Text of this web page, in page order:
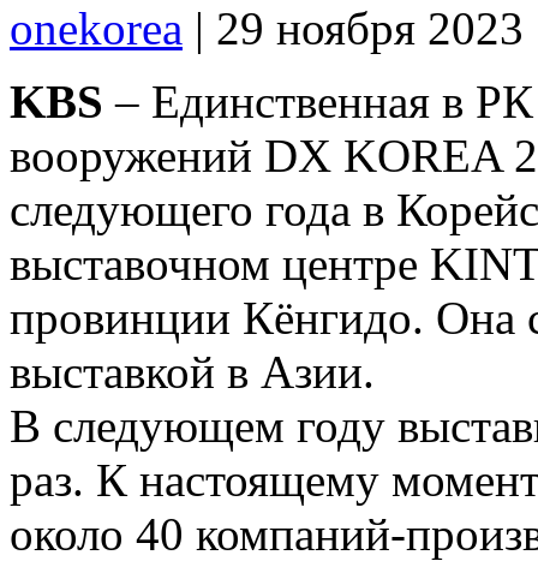
onekorea | 29 ноября 2023
KBS – Единственная в
вооружений DX KOREA
следующего года в
выставочном центре
провинции Кёнгидо. Она
выставкой в Азии.
В следующем году
раз. К настоящему
около 40 компаний-